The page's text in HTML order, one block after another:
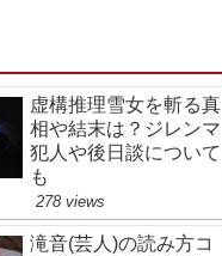
虚構推理雪女を斬る真
相や結末は？ジレンマ
犯人や後日談について
も
278 views
滝音(芸人)の読み方コ